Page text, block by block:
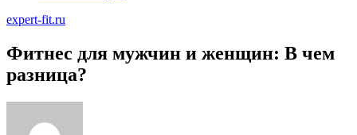
expert-fit.ru
Фитнес для мужчин и женщин: В чем
разница?